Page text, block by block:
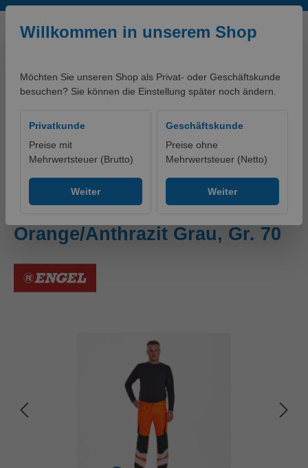
Zum Hauptinhalt springen
Willkommen in unserem Shop
Möchten Sie unseren Shop als Privat- oder Geschäftskunde
besuchen? Sie können die Einstellung später noch ändern.
Privatkunde
Preise mit
Mehrwertsteuer (Brutto)
Weiter
Geschäftskunde
Preise ohne
Mehrwertsteuer (Netto)
Weiter
Safety Light Arbeitshose
Orange/Anthrazit Grau, Gr. 70